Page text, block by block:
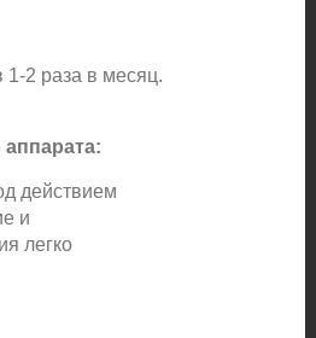
1-2 раза в месяц.
действием
и
легко